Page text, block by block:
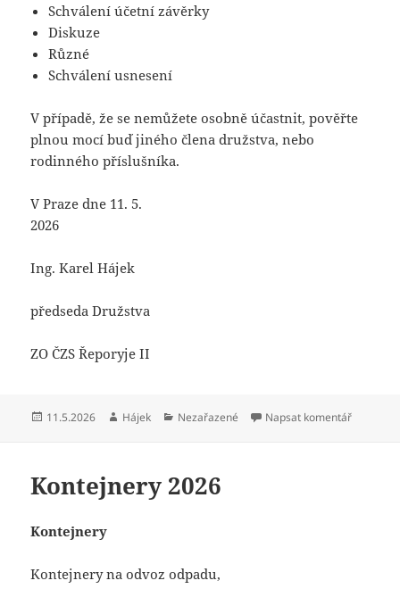
Schválení účetní závěrky
Diskuze
Různé
Schválení usnesení
V případě, že se nemůžete osobně účastnit, pověřte
plnou mocí buď jiného člena družstva, nebo
rodinného příslušníka.
V Praze dne 11. 5.
2026
Ing. Karel Hájek
předseda Družstva
ZO ČZS Řeporyje II
Publikováno:
11.5.2026 Autor:
Hájek Rubriky:
Nezařazené Napsat komentářpro text s
Kontejnery 2026
Kontejnery
Kontejnery na odvoz odpadu,